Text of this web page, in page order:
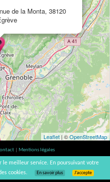
de la Monta, 38120
Leaflet | ©OpenStreetMap
Mentions légales
à consommer avec modération. |
| v3.12
le meilleur service. En poursuivant votre
cookies.
En savoir plus J’accepte